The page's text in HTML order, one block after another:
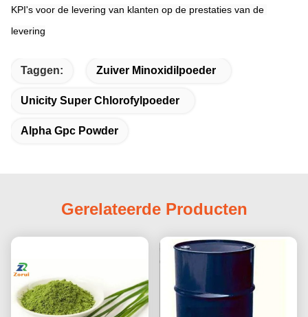
KPI's voor de levering van klanten op de prestaties van de
levering
Taggen: Zuiver Minoxidilpoeder
Unicity Super Chlorofylpoeder
Alpha Gpc Powder
Gerelateerde Producten